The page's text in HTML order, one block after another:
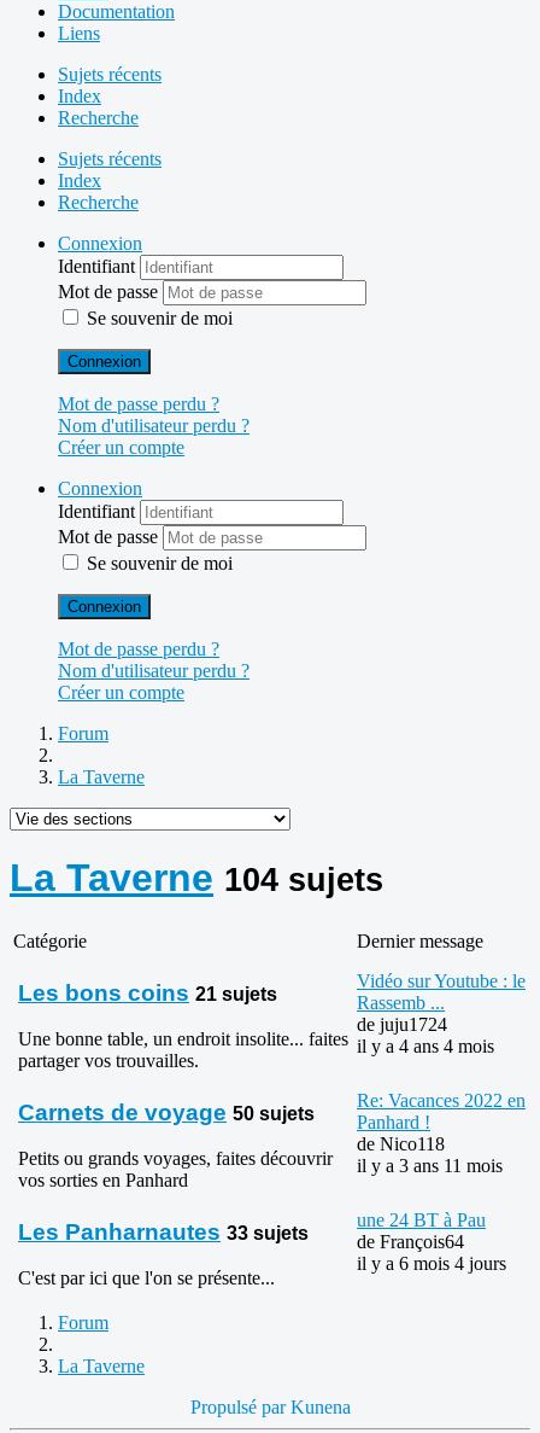
Documentation
Liens
Sujets récents
Index
Recherche
Sujets récents
Index
Recherche
Connexion
Identifiant
Mot de passe
Se souvenir de moi
Connexion
Mot de passe perdu ?
Nom d'utilisateur perdu ?
Créer un compte
Connexion
Identifiant
Mot de passe
Se souvenir de moi
Connexion
Mot de passe perdu ?
Nom d'utilisateur perdu ?
Créer un compte
Forum
La Taverne
La Taverne 104 sujets
Catégorie Dernier message
Les bons coins 21 sujets
Une bonne table, un endroit insolite... faites
partager vos trouvailles.
Vidéo sur Youtube : le
Rassemb ...
de juju1724
il y a 4 ans 4 mois
Carnets de voyage 50 sujets
Petits ou grands voyages, faites découvrir
vos sorties en Panhard
Re: Vacances 2022 en
Panhard !
de Nico118
il y a 3 ans 11 mois
Les Panharnautes 33 sujets
C'est par ici que l'on se présente...
une 24 BT à Pau
de François64
il y a 6 mois 4 jours
Forum
La Taverne
Propulsé parKunena